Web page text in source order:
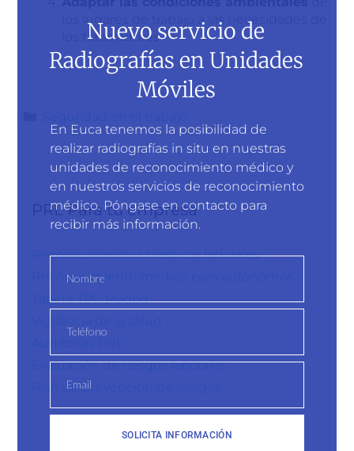
los lugares de trabajo a las necesidades de
los trabajadores.
Seguridad en el trabajo
PRL Para tu empresa
Reconocimientos médicos laborales
Reconocimiento médico para autónomos
Tarjeta TPC Madrid
Vigilancia de la salud
Auditorías PRL
Evaluación de riesgos laborales
Plan de prevención de riesgos
Nuevo servicio de
Radiografías en Unidades
Móviles
En Euca tenemos la posibilidad de
realizar radiografías in situ en nuestras
unidades de reconocimiento médico y
en nuestros servicios de reconocimiento
médico. Póngase en contacto para
recibir más información.
SOLICITA INFORMACIÓN